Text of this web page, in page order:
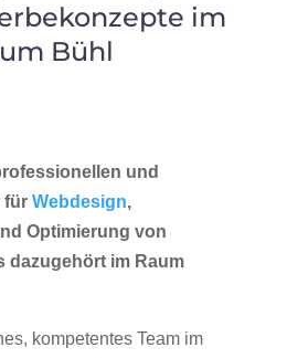
im
Bühl
und
für Webdesign,
Optimierung von
dazugehört im Raum
kompetentes Team im